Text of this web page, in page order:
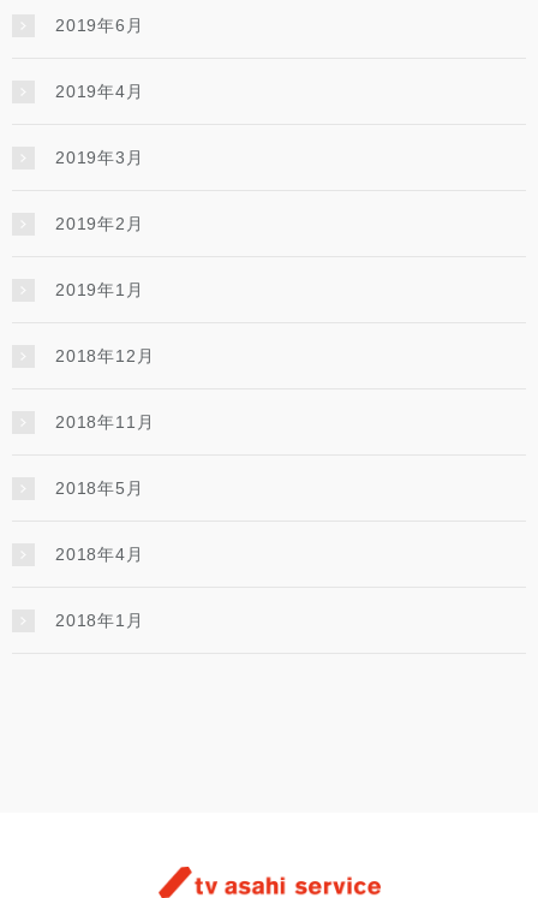
2019年6月
2019年4月
2019年3月
2019年2月
2019年1月
2018年12月
2018年11月
2018年5月
2018年4月
2018年1月